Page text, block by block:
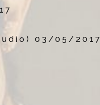
03/05/2017